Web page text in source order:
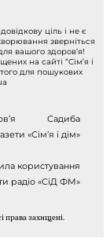
ціль і не є
зверніться
вашого здоров’я!
на сайті “Сім’я і
для пошукових
Садиба
«Сім’я і дім»
користування
радіо «СіД ФМ»
права захищені.